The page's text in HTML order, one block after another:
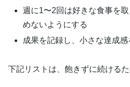
週に1〜2回は好きな食事を
めないようにする
成果を記録し、小さな達成感
下記リストは、飽きずに続けるた